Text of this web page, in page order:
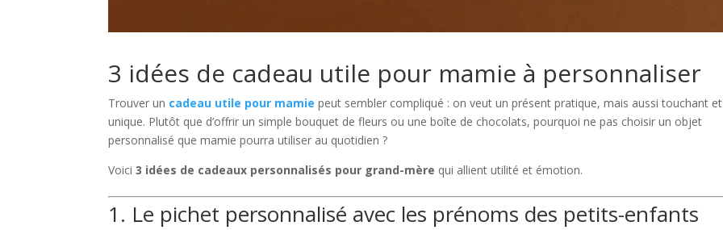
3 idées de cadeau utile pour mamie à personnaliser
Trouver un cadeau utile pour mamie peut sembler compliqué : on veut un présent pratique, mais aussi touchant et
unique. Plutôt que d’offrir un simple bouquet de fleurs ou une boîte de chocolats, pourquoi ne pas choisir un objet
personnalisé que mamie pourra utiliser au quotidien ?
Voici3 idées de cadeaux personnalisés pour grand-mère qui allient utilité et émotion.
1. Le pichet personnalisé avec les prénoms des petits-enfants